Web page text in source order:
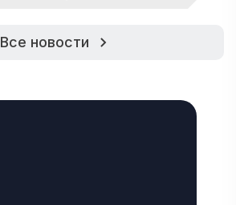
Все новости